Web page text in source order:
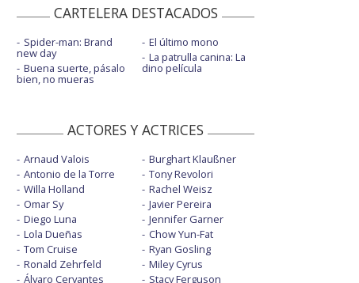
CARTELERA DESTACADOS
Spider-man: Brand
new day
Buena suerte, pásalo
bien, no mueras
El último mono
La patrulla canina: La
dino película
ACTORES Y ACTRICES
Arnaud Valois
Antonio de la Torre
Willa Holland
Omar Sy
Diego Luna
Lola Dueñas
Tom Cruise
Ronald Zehrfeld
Álvaro Cervantes
Burghart Klaußner
Tony Revolori
Rachel Weisz
Javier Pereira
Jennifer Garner
Chow Yun-Fat
Ryan Gosling
Miley Cyrus
Stacy Ferguson